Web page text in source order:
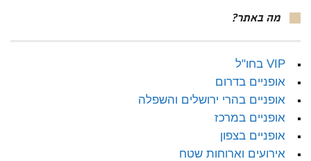
מה באתר?
VIP בחו"ל
אופניים בדרום
אופניים בהרי ירושלים והשפלה
אופניים במרכז
אופניים בצפון
אירועים וארוחות שטח